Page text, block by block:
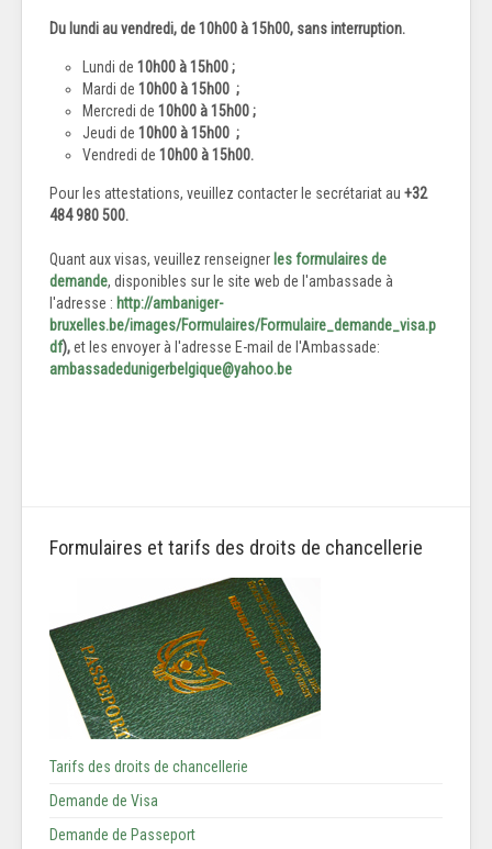
Du lundi au vendredi, de 1 0h00 à 15h00, sans interruption.
Lundi de 10h00 à 15h00 ;
Mardi de 10h00 à 15h00 ;
Mercredi de 10h00 à 15h00;
Jeudi de 10h00 à 15h00 ;
Vendredi de 10h00 à 15h00.
Pour les attestations, veuillez contacter le secrétariat au +32
484 980 500.
Quant aux visas, veuillez renseigner les formulaires de
demande, disponibles sur le site web de l'ambassade à
l'adresse : http://ambaniger-
bruxelles.be/images/Formulaires/Formulaire_demande_visa.p
df),et les envoyer à l'adresse E-mail de l'Ambassade:
ambassadedunigerbelgique@yahoo.be
Formulaires et tarifs des droits de chancellerie
Tarifs des droits de chancellerie
Demande de Visa
Demande de Passeport